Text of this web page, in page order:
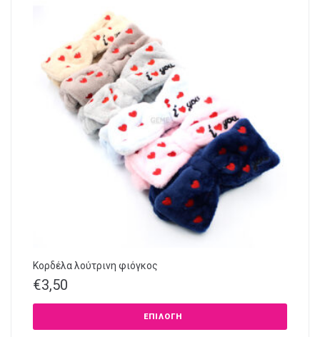
Κορδέλα λούτρινη φιόγκος
€3,50
ΕΠΙΛΟΓΉ